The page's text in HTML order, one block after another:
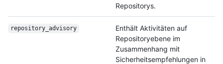
Repositorys.
repository_advisory
Enthält Aktivitäten auf
Repositoryebene im
Zusammenhang mit
Sicherheitsempfehlungen in